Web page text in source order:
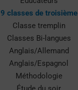
9 classes de troisième
Classe tremplin
Classes Bi-langues
Anglais/Allemand
Anglais/Espagnol
Méthodologie